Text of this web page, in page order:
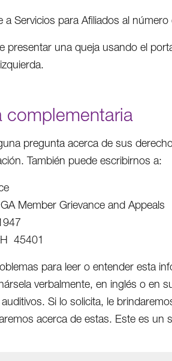
a Servicios para Afiliados al
presentar una queja usando el
complementaria
pregunta acerca de sus
También puede escribirnos a:
Member Grievance and Appeals
45401
para leer o entender esta
verbalmente, en inglés o en
Si lo solicita, le
acerca de estas. Este es un